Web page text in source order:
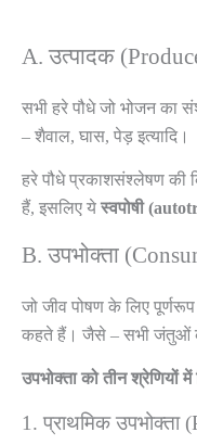
A. उत्पादक
सभी हरे पौधे जो भोजन का
– शैवाल, घास, पेड़ इत्यादि।
हरे पौधे प्रकाशसंश्लेषण की
हैं, इसलिए ये स्वपोषी
B. उपभोक्ता
जो जीव पोषण के लिए
कहते हैं। जैसे – सभी जंतुओं
उपभोक्ता को तीन श्रेणियों
1. प्राथमिक उपभोक्ता